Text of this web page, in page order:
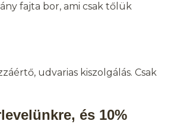
fajta bor, ami csak tőlük
udvarias kiszolgálás. Csak
és 10%